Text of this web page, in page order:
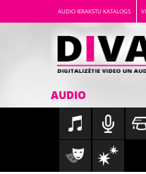
AUDIO IERAKSTU KATALOGS
AUDIO